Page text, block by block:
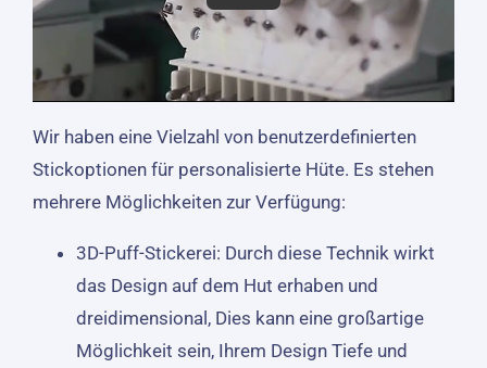
Wir haben eine Vielzahl von benutzerdefinierten
Stickoptionen für personalisierte Hüte. Es stehen
mehrere Möglichkeiten zur Verfügung:
3D-Puff-Stickerei: Durch diese Technik wirkt
das Design auf dem Hut erhaben und
dreidimensional, Dies kann eine großartige
Möglichkeit sein, Ihrem Design Tiefe und